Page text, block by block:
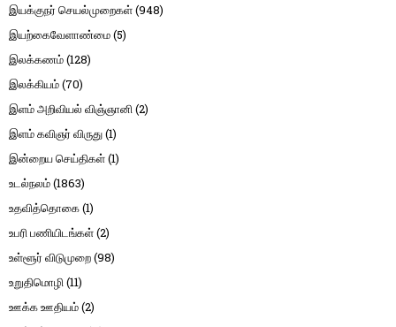
இயக்குநர் செயல்முறைகள்(948)
இயற்கைவேளாண்மை(5)
இலக்கணம்(128)
இலக்கியம்(70)
இளம் அறிவியல் விஞ்ஞானி(2)
இளம் கவிஞர் விருது(1)
இன்றைய செய்திகள்(1)
உடல்நலம்(1863)
உதவித்தொகை(1)
உபரி பணியிடங்கள்(2)
உள்ளூர் விடுமுறை(98)
உறுதிமொழி(11)
ஊக்க ஊதியம்(2)